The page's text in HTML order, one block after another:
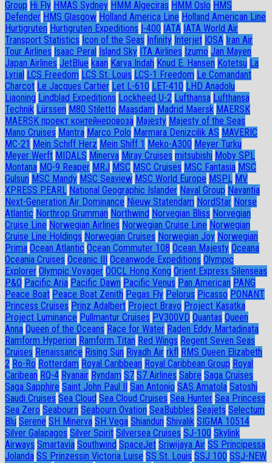
Group Hi Fly HMAS Sydney HMM Algeciras HMM Oslo HMS
Defender HMS Glasgow Holland America Line Holland American Line
Hurtigruten Hurtigruten Expeditions I-400 IATA IATA World Air
Transport Statistics Icon of the Seas Infinity Interjet IOSA Iran Air
Tour Airlines Isaac Peral Island Sky ITA Airlines Izumo Jan Mayen
Japan Airlines JetBlue kaan Karya Indah Knud E. Hansen Kotetsu La
Lyrial LCS Freedom LCS St. Louis LCS-1 Freedom Le Comandant
Charcot Le Jacques Cartier Let L-610 LET-410 LHD Anadolu
Liaoning Lindblad Expeditions Lockheed U-2 Lufthansa Lufthansa
Technik Lürssen M80 Stiletto Maasdam Madrid Maersk MAERSK
MAERSK проект контейнеровоза Majesty Majesty of the Seas
Mano Cruises Mantra Marco Polo Marmara Denizcilik AS MAVERIC
MC-21 Mein Schiff Herz Mein Shiff 1 Meko-A300 Meyer Turku
Meyer Werft MIDALS Minerva Miray Cruises mitsubishi Moby SPL
Montana MQ-9 Reaper MRJ MSC MSC Cruises MSC Fantasia MSC
Gulsun MSC Mandy MSC Seaview MSC World Europe MSPL MV
XPRESS PEARL National Geographic Islander Naval Group Navantia
Next-Generation Air Dominance Nieuw Statendam NordStar Norse
Atlantic Northrop Grumman Northwind Norvegian Bliss Norvegian
Cruise Line Norwegian Airlines Norwegian Cruise Line Norwegian
Cruise Line Holdings Norwegian Cruises Norwegian Joy Norwegian
Prima Ocean Atlantic Ocean Commuter 108 Ocean Majesty Oceana
Oceania Cruises Oceanic III Oceanwode Expeditions Olympic
Explorer Olympic Voyager OOCL Hong Kong Orient Express Silenseas
P&O Pacific Aria Pacific Dawn Pacific Venus Pan American PANG
Peace Boat Peace Boat Zenith Pegas Fly Pelorus Picasso PONANT
Princess Cruises Prinz Adalbert Project Bravo Project Kasatka
Project Luminance Pullmantur Cruises PV300VD Quantas Queen
Anna Queen of the Oceans Race for Water Raden Eddy Martadinata
Ramform Hyperion Ramform Titan Red Wings Regent Seven Seas
Cruises Renaissance Rising Sun Riyadh Air rkfl RMS Queen Elizabeth
2 Ro-Ro Rotterdam Royal Caribbean Royal Caribbean Group Royal
Caribean RQ-4 Ryanair Ryndam S7 S7 Airlines Sabre Saga Cruises
Saga Sapphire Saint John Paul II San Antonio SAS Amatola Satoshi
Saudi Cruises Sea Cloud Sea Cloud Cruises Sea Hunter Sea Princess
Sea Zero Seabourn Seabourn Ovation SeaBubbles Seajets Selectum
Blu Serene SH Minerva SH Vega Shiandun Shivalik SIGMA 10514
Silver Galapagos Silver Spirit Silversea Cruises SJ-100 Skylink
Airways Smartavia Southwind SpaceJet Sriwijaya Air SS Principessa
Jolanda SS Prinzessin Victoria Luise SS St. Louis SSJ 100 SSJ-NEW